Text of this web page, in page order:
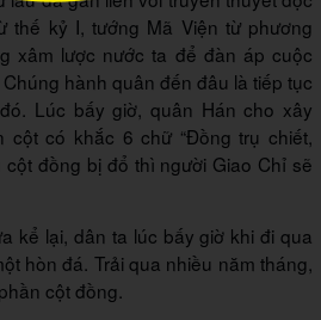
thế kỷ I, tướng Mã Viện từ phương
xâm lược nước ta để đàn áp cuộc
hành quân đến đâu là tiếp tục
Lúc bấy giờ, quân Hán cho xây
cột có khắc 6 chữ “Đồng trụ chiết,
cột đồng bị đổ thì người Giao Chỉ sẽ
kể lại, dân ta lúc bấy giờ khi đi qua
hòn đá. Trải qua nhiều năm tháng,
cột đồng.